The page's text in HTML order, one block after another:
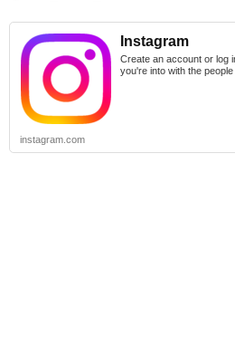
Instagram
Create an account or log
you're into with the people
instagram.com